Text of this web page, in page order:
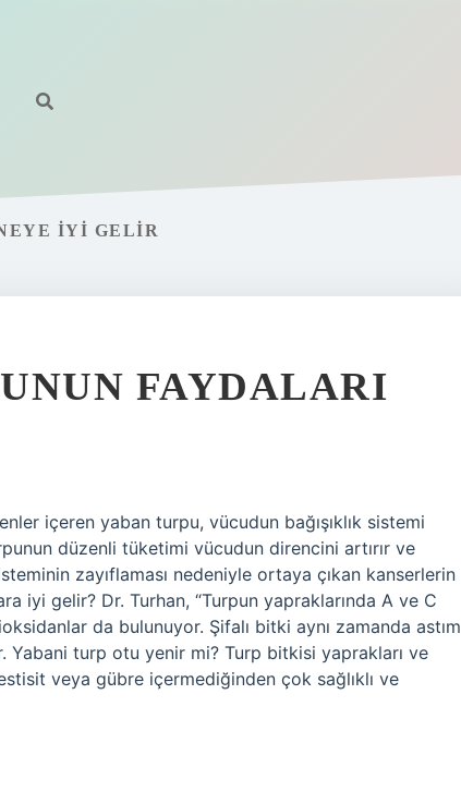
IYI GELIR
FAYDALARI
içeren yaban turpu, vücudun bağışıklık sistemi
düzenli tüketimi vücudun direncini artırır ve
zayıflaması nedeniyle ortaya çıkan kanserlerin
iyi gelir? Dr. Turhan, “Turpun yapraklarında A ve C
da bulunuyor. Şifalı bitki aynı zamanda astım
Yabani turp otu yenir mi? Turp bitkisi yaprakları ve
veya gübre içermediğinden çok sağlıklı ve